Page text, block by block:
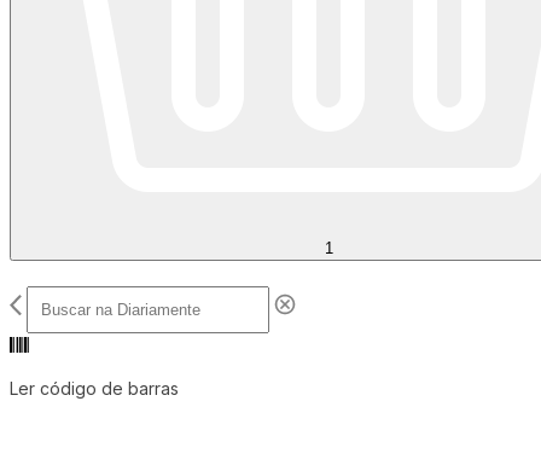
1
Ler código de barras